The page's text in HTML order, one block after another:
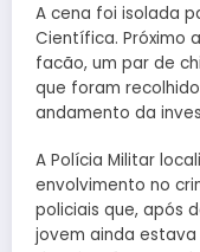
A cena foi isolada
Científica. Próximo
facão, um par de
que foram
andamento da
A Polícia Militar
envolvimento no
policiais que, após
jovem ainda